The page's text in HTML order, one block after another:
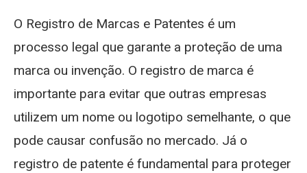
O Registro de Marcas e Patentes é um
processo legal que garante a proteção de uma
marca ou invenção. O registro de marca é
importante para evitar que outras empresas
utilizem um nome ou logotipo semelhante, o que
pode causar confusão no mercado. Já o
registro de patente é fundamental para proteger